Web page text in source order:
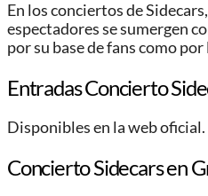
En los conciertos de
espectadores se sumergen
por su base de fans como
Entradas Concierto
Disponibles en la web oficial.
Concierto Sidecars en